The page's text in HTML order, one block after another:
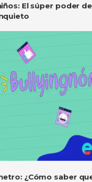
El súper poder
¿Cómo saber